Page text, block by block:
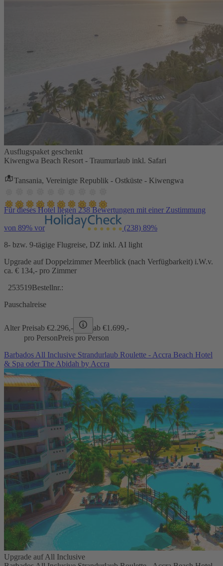
Ausflugspaket geschenkt
Kiwengwa Beach Resort - Traumurlaub inkl. Safari
Tansania, Vereinigte Republik - Ostküste - Kiwengwa
Für dieses Hotel liegen 238 Bewertungen mit einer Zustimmung
von 89% vor (238) 89%
8- bzw. 9-tägige Flugreise, DZ inkl. AI light
Upgrade auf Doppelzimmer Meerblick (nach Verfügbarkeit) i.W.v.
ca. € 134,- pro Zimmer
253519Bestellnr.:
Pauschalreise
Alter Preisab €2.296,- ab €1.699,-
pro PersonPreis pro Person
Barbados All Inclusive Strandurlaub Roulette - Accra Beach Hotel
& Spa oder The Abidah by Accra
Upgrade auf All Inclusive